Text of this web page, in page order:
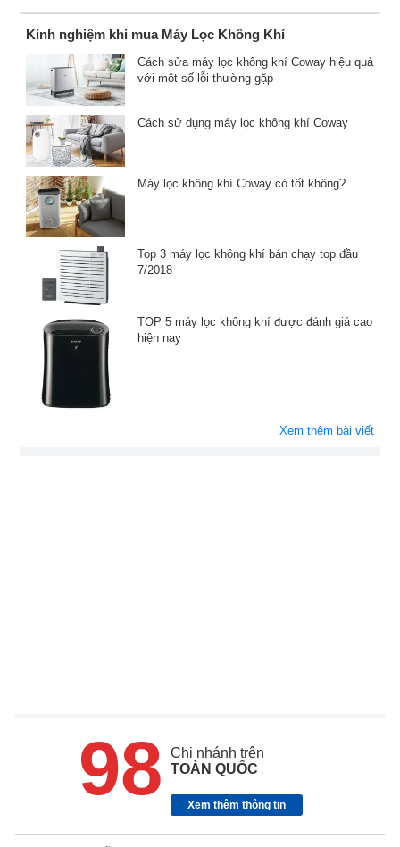
Kinh nghiệm khi mua Máy Lọc Không Khí
Cách sửa máy lọc không khí Coway hiệu quả
với một số lỗi thường gặp
Cách sử dụng máy lọc không khí Coway
Máy lọc không khí Coway có tốt không?
Top 3 máy lọc không khí bán chạy top đầu
7/2018
TOP 5 máy lọc không khí được đánh giá cao
hiện nay
Xem thêm bài viết
98
Chi nhánh trên
TOÀN QUỐC
Xem thêm thông tin